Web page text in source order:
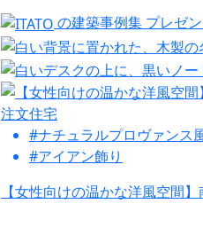
の建築事例集 プレゼン
注文住宅
#ナチュラルプロヴァンス
#アイアン飾り
【女性向けの温かな洋風空間